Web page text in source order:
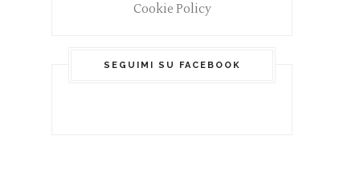
Cookie Policy
SEGUIMI SU FACEBOOK